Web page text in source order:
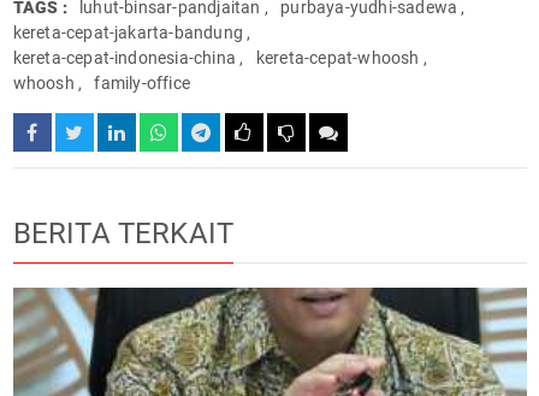
TAGS : luhut-binsar-pandjaitan , purbaya-yudhi-sadewa ,
kereta-cepat-jakarta-bandung ,
kereta-cepat-indonesia-china , kereta-cepat-whoosh ,
whoosh , family-office
BERITA TERKAIT